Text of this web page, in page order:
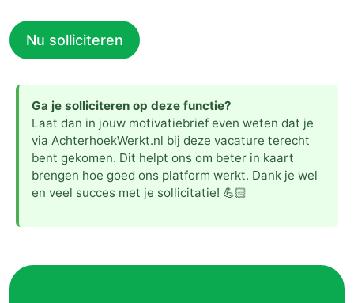
Nu solliciteren
Ga je solliciteren op deze functie?
Laat dan in jouw motivatiebrief even weten dat je
via AchterhoekWerkt.nl bij deze vacature terecht
bent gekomen. Dit helpt ons om beter in kaart
brengen hoe goed ons platform werkt. Dank je wel
en veel succes met je sollicitatie! 💪🏻